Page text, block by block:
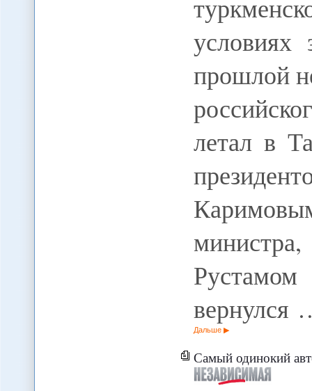
условиях
прошлой
летал в
вернулся
Дальше
Самый одинокий